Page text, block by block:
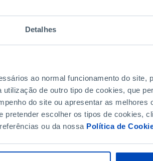
Detalhes
ao normal funcionamento do site,
de outro tipo de cookies, que
do site ou apresentar as melhores
escolher os tipos de cookies,
ou da nossa Política de